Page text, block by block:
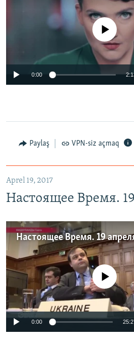
No media source
0:00
Paylaş VPN-siz açmaq
Aprel 19, 2017
Настоящее Время.
Настоящее Время. 19
No media source
0:00